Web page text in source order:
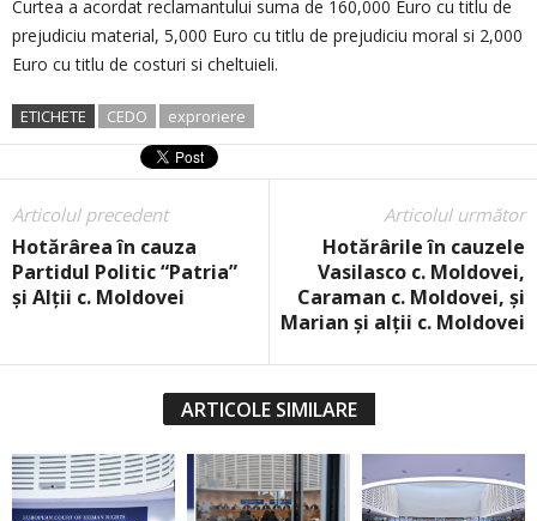
Curtea a acordat reclamantului suma de 160,000 Euro cu titlu de
prejudiciu material, 5,000 Euro cu titlu de prejudiciu moral si 2,000
Euro cu titlu de costuri si cheltuieli.
ETICHETE CEDO exproriere
Articolul precedent
Hotărârea în cauza
Partidul Politic “Patria”
și Alții c. Moldovei
Articolul următor
Hotărârile în cauzele
Vasilasco c. Moldovei,
Caraman c. Moldovei, și
Marian și alții c. Moldovei
ARTICOLE SIMILARE